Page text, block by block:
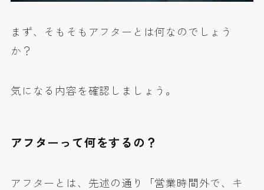
まず、そもそもアフターとは何なのでしょう
か？
気になる内容を確認しましょう。
アフターって何をするの？
アフターとは、先述の通り「営業時間外で、キ